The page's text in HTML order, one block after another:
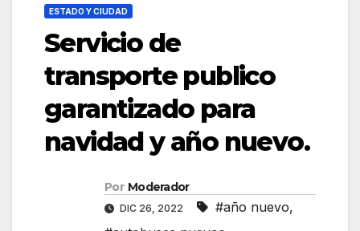
ESTADO Y CIUDAD
Servicio de
transporte publico
garantizado para
navidad y año nuevo.
Por Moderador
DIC 26, 2022 #año nuevo,